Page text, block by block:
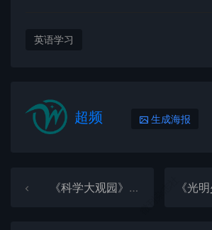
英语学习
超频 生成海报
《科学大观园》2025年第19期全彩精校PDF杂志下载 微刊杂志社